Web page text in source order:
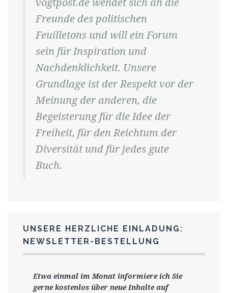
Freunde des politischen
Feuilletons und will ein Forum
sein für Inspiration und
Nachdenklichkeit. Unsere
Grundlage ist der Respekt vor der
Meinung der anderen, die
Begeisterung für die Idee der
Freiheit, für den Reichtum der
Diversität und für jedes gute
Buch.
UNSERE HERZLICHE EINLADUNG:
NEWSLETTER-BESTELLUNG
Etwa einmal im Monat informiere ich Sie
gernekostenlos über neue Inhalte auf